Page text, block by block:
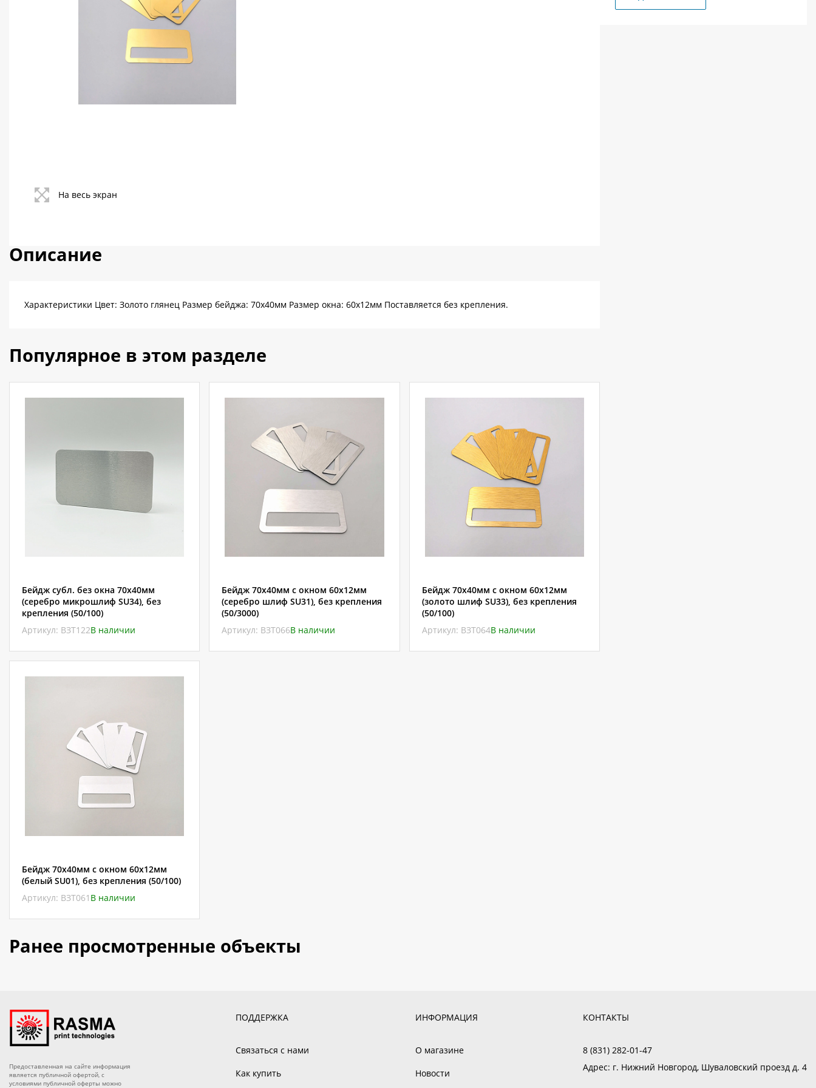
Политика конфиденциальности
На весь экран
Описание
Характеристики Цвет: Золото глянец Размер бейджа: 70х40мм Размер окна: 60х12мм Поставляется без крепления.
Популярное в этом разделе
Бейдж субл. без окна 70х40мм
(серебро микрошлиф SU34), без
крепления (50/100)
Артикул: ВЗТ122В наличии
Бейдж 70х40мм с окном 60х12мм
(серебро шлиф SU31), без крепления
(50/3000)
Артикул: ВЗТ066В наличии
Бейдж 70х40мм с окном 60х12мм
(золото шлиф SU33), без крепления
(50/100)
Артикул: ВЗТ064В наличии
Бейдж 70х40мм с окном 60х12мм
(белый SU01), без крепления (50/100)
Артикул: ВЗТ061 В наличии
Ранее просмотренные объекты
Предоставленная на сайте информация
является публичной офертой, с
условиями публичной оферты можно
ПОДДЕРЖКА
Связаться с нами
Как купить
ИНФОРМАЦИЯ
О магазине
Новости
КОНТАКТЫ
8 (831) 282-01-47
Адрес: г. Нижний Новгород, Шуваловский проезд д. 4